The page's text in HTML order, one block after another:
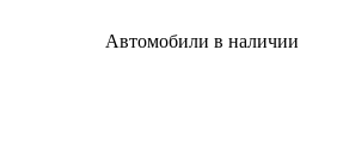
Автомобили в наличии